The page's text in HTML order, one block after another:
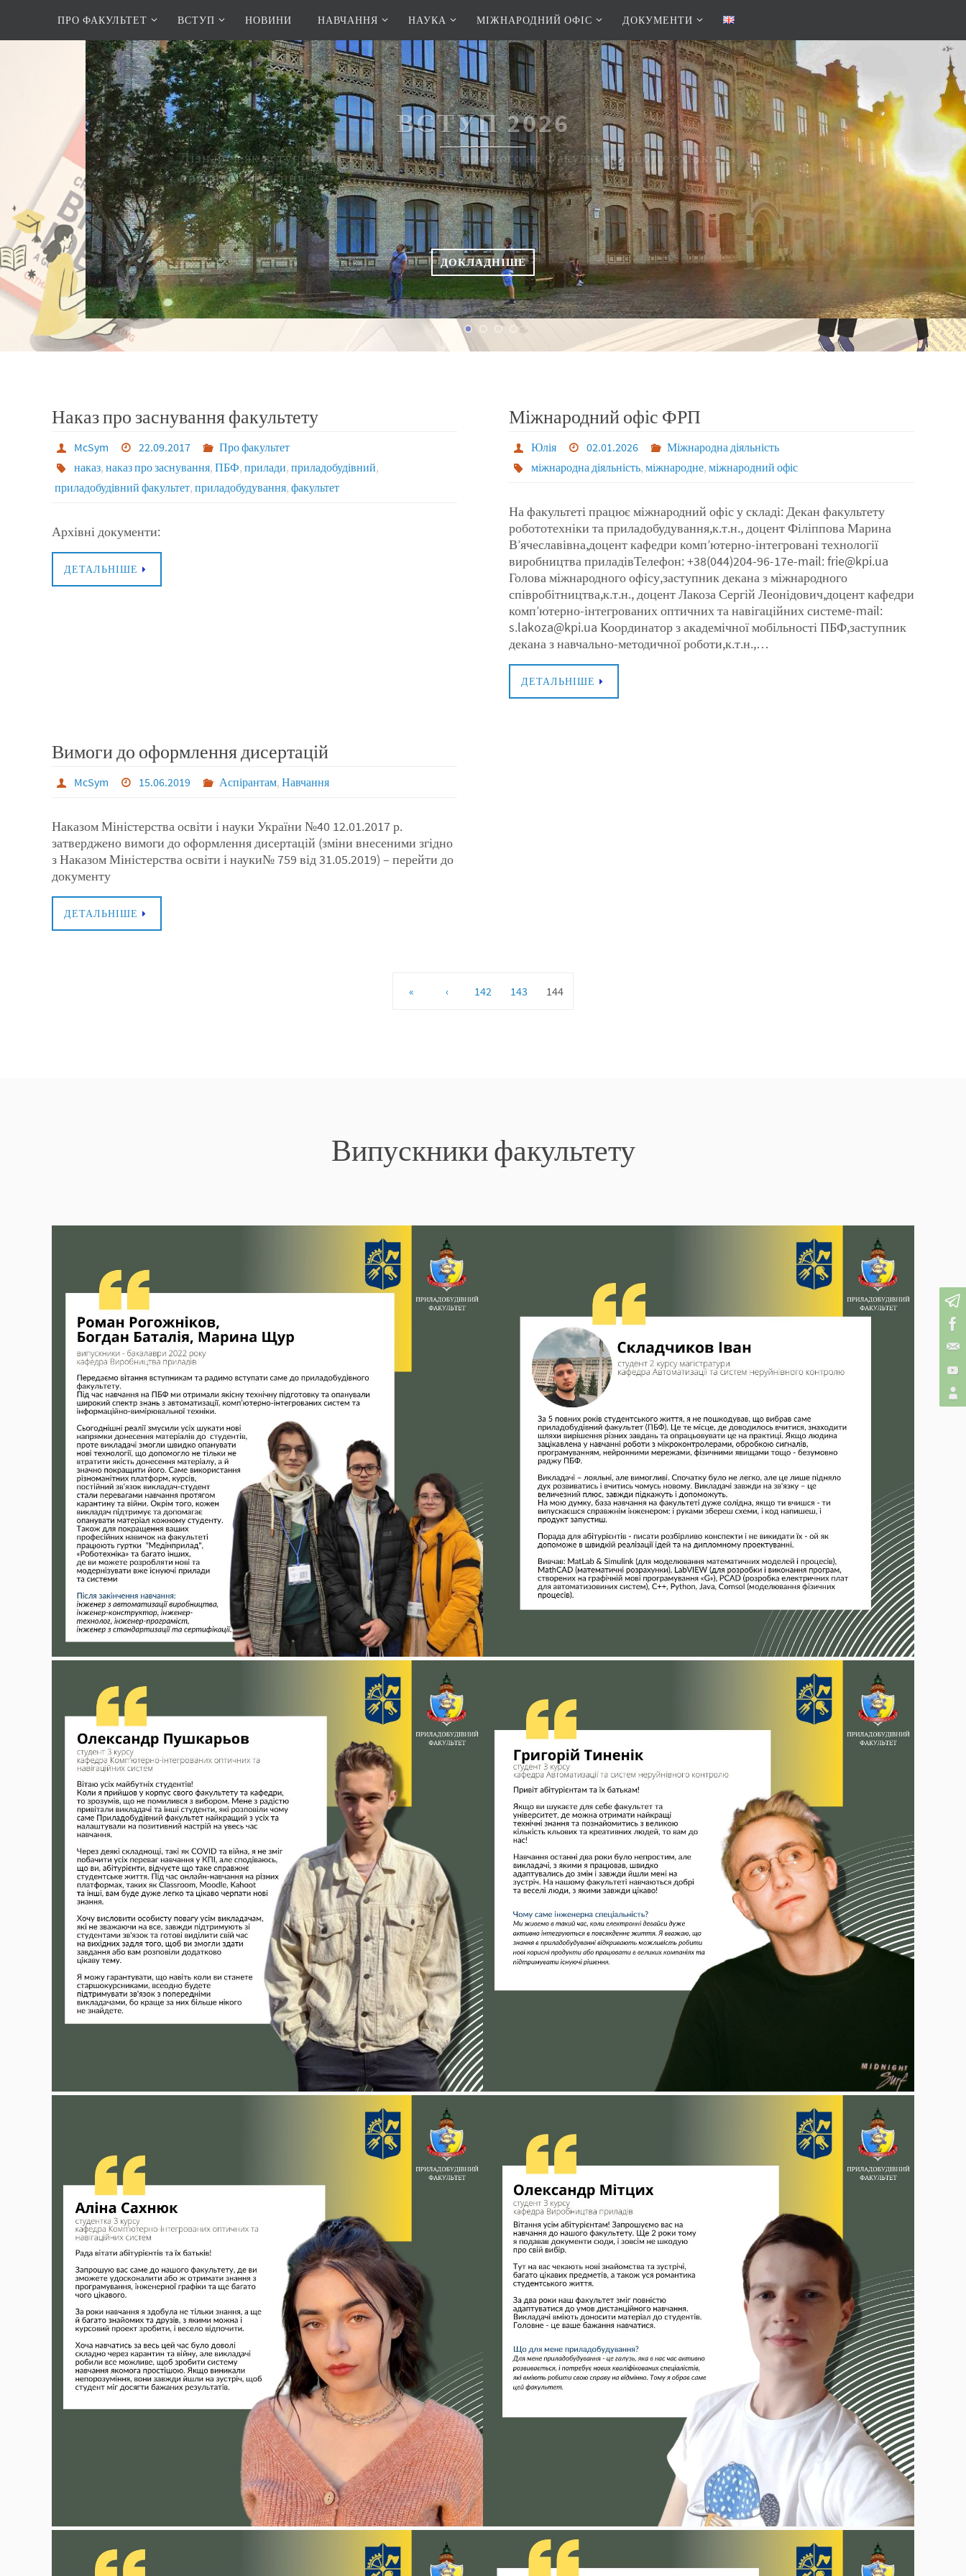
ПРО ФАКУЛЬТЕТ ВСТУП НОВИНИ НАВЧАННЯ НАУКА МІЖНАРОДНИЙ ОФІС ДОКУМЕНТИ
ВСТУП 2026
Дізнайся як вступити до КПІ ім. Ігоря Сікорського на Факультет робототехніки та
приладобудування!
ДОКЛАДНІШЕ
Наказ про заснування факультету
McSym 22.09.2017
Про факультет
наказ, наказ про заснування, ПБФ, прилади, приладобудівний,
приладобудівний факультет, приладобудування, факультет
Архівні документи:
ДЕТАЛЬНІШЕ
Міжнародний офіс ФРП
Юлія 02.01.2026
Міжнародна діяльність
міжнародна діяльність, міжнародне, міжнародний офіс
На факультеті працює міжнародний офіс у складі: Декан факультету
робототехніки та приладобудування,к.т.н., доцент Філіппова Марина
В’ячеславівна,доцент кафедри комп’ютерно-інтегровані технології
виробництва приладівТелефон: +38(044)204-96-17e-mail: frie@kpi.ua
Голова міжнародного офісу,заступник декана з міжнародного
співробітництва,к.т.н., доцент Лакоза Сергій Леонідович,доцент кафедри
комп’ютерно-інтегрованих оптичних та навігаційних системe-mail:
s.lakoza@kpi.ua Координатор з академічної мобільності ПБФ,заступник
декана з навчально-методичної роботи,к.т.н.,…
ДЕТАЛЬНІШЕ
Вимоги до оформлення дисертацій
McSym 15.06.2019 Аспірантам,Навчання
Наказом Міністерства освіти і науки України №40 12.01.2017 р.
затверджено вимоги до оформлення дисертацій (зміни внесеними згідно
з Наказом Міністерства освіти і науки№ 759 від 31.05.2019) – перейти до
документу
ДЕТАЛЬНІШЕ
« ‹ 142 143 144
Випускники факультету